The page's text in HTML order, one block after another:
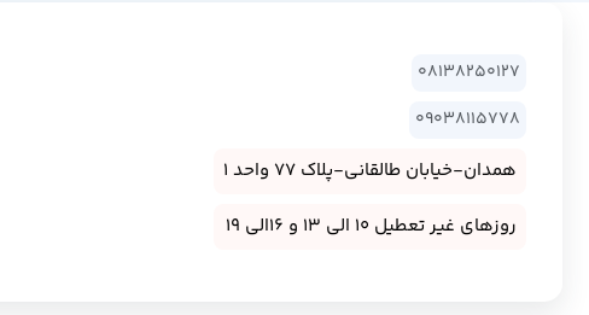
08138250127
09038115778
همدان-خیابان طالقانی-پلاک 77 واحد 1
روزهای غیر تعطیل 10 الی 13 و 16الی 19